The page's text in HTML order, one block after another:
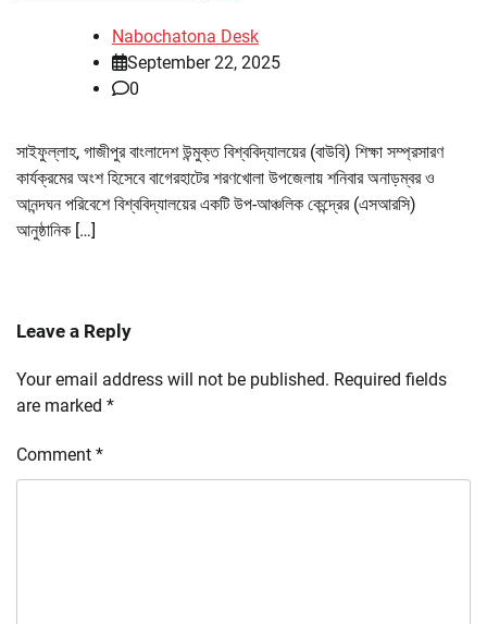
Nabochatona Desk
September 22, 2025
0
সাইফুল্লাহ, গাজীপুর বাংলাদেশ উন্মুক্ত বিশ্ববিদ্যালয়ের (বাউবি) শিক্ষা সম্প্রসারণ
কার্যক্রমের অংশ হিসেবে বাগেরহাটের শরণখোলা উপজেলায় শনিবার অনাড়ম্বর ও
আনন্দঘন পরিবেশে বিশ্ববিদ্যালয়ের একটি উপ-আঞ্চলিক কেন্দ্রের (এসআরসি)
আনুষ্ঠানিক […]
Leave a Reply
Your email address will not be published. Required fields
are marked *
Comment *